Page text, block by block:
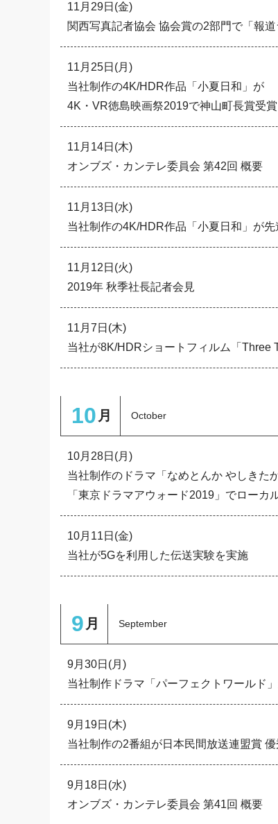
11月29日(金)
関西写真記者協会 協会賞の2部門で「報
11月25日(月)
当社制作の4K/HDR作品「小夏日和」が
4K・VR徳島映画祭2019で神山町長賞受賞
11月14日(木)
オンブズ・カンテレ委員会 第42回 概要
11月13日(水)
当社制作の4K/HDR作品「小夏日和」が
11月12日(火)
2019年 秋季社長記者会見
11月7日(木)
当社が8K/HDRショートフィルム「Three
10 月 October
10月28日(月)
当社制作のドラマ「なめとんか やしきた
「東京ドラマアウォード2019」でローカ
10月11日(金)
当社が5Gを利用した伝送実験を実施
9 月 September
9月30日(月)
当社制作ドラマ「パーフェクトワールド
9月19日(木)
当社制作の2番組が日本民間放送連盟賞
9月18日(水)
オンブズ・カンテレ委員会 第41回 概要